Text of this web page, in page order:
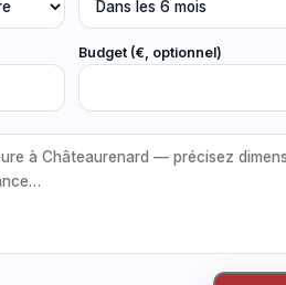
Budget (€, optionnel)